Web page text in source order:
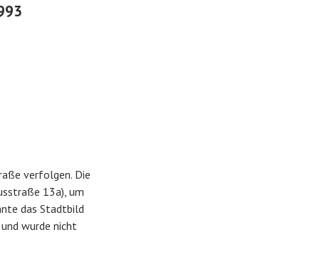
verfolgen. Die
13a), um
das Stadtbild
wurde nicht